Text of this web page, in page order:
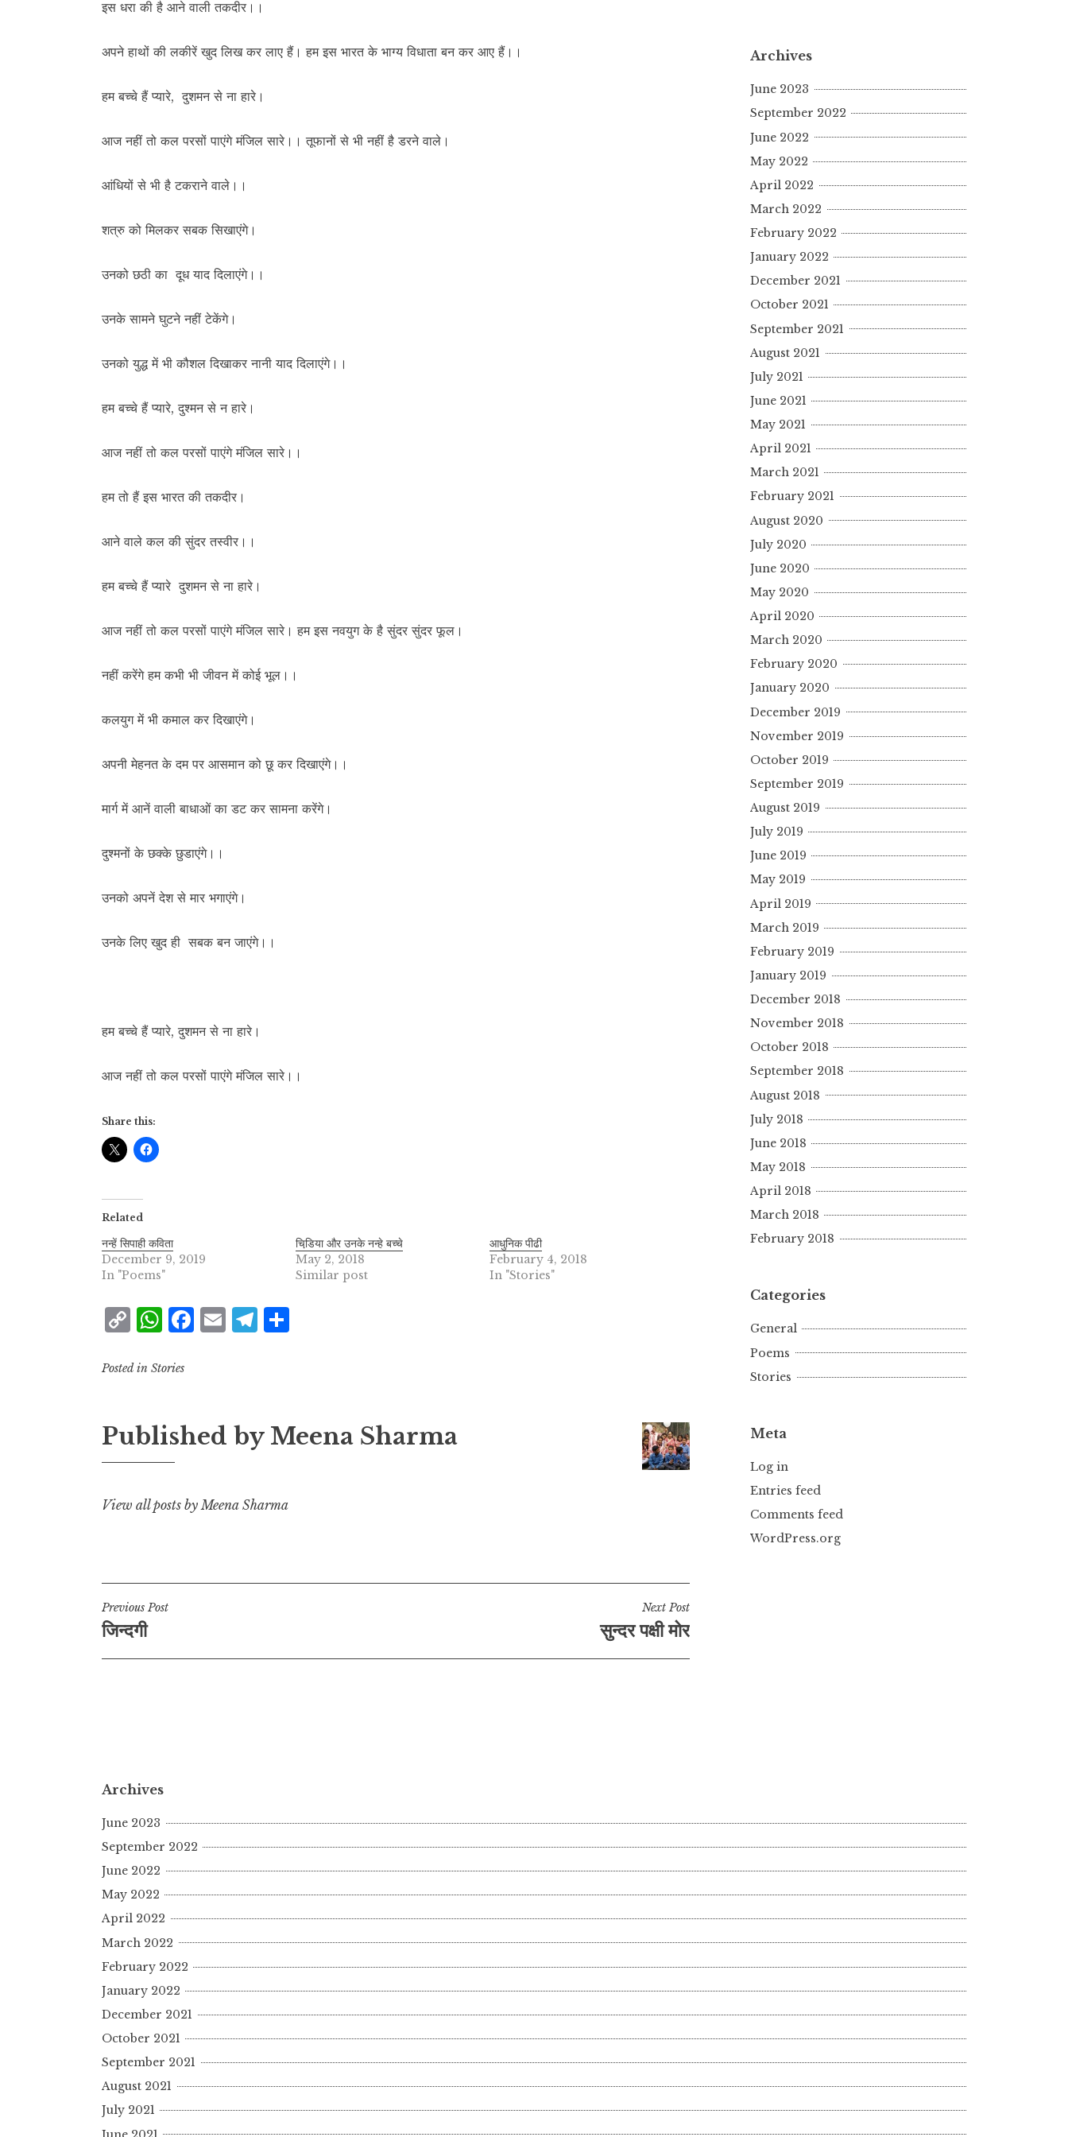
इस धरा की है आने वाली तकदीर।।
अपने हाथों की लकीरें खुद लिख कर लाए हैं। हम इस भारत के भाग्य विधाता बन कर आए हैं।।
हम बच्चे हैं प्यारे, दुशमन से ना हारे।
आज नहीं तो कल परसों पाएंगे मंजिल सारे।। तूफानों से भी नहीं है डरने वाले।
आंधियों से भी है टकराने वाले।।
शत्रु को मिलकर सबक सिखाएंगे।
उनको छठी का दूध याद दिलाएंगे।।
उनके सामने घुटने नहीं टेकेंगे।
उनको युद्ध में भी कौशल दिखाकर नानी याद दिलाएंगे।।
हम बच्चे हैं प्यारे, दुश्मन से न हारे।
आज नहीं तो कल परसों पाएंगे मंजिल सारे।।
हम तो हैं इस भारत की तकदीर।
आने वाले कल की सुंदर तस्वीर।।
हम बच्चे हैं प्यारे दुशमन से ना हारे।
आज नहीं तो कल परसों पाएंगे मंजिल सारे। हम इस नवयुग के है सुंदर सुंदर फूल।
नहीं करेंगे हम कभी भी जीवन में कोई भूल।।
कलयुग में भी कमाल कर दिखाएंगे।
अपनी मेहनत के दम पर आसमान को छू कर दिखाएंगे।।
मार्ग में आनें वाली बाधाओं का डट कर सामना करेंगे।
दुश्मनों के छक्के छुडाएंगे।।
उनको अपनें देश से मार भगाएंगे।
उनके लिए खुद ही सबक बन जाएंगे।।
हम बच्चे हैं प्यारे, दुशमन से ना हारे।
आज नहीं तो कल परसों पाएंगे मंजिल सारे।।
Share this:
Related
नन्हें सिपाही कविता
December 9, 2019
In "Poems"
चिडि़या और उनके नन्हे बच्चे
May 2, 2018
Similar post
आधुनिक पीढी
February 4, 2018
In "Stories"
C
p
L
i
n
k
W
at
A
p
p
F
o
k
E
T
a
e
Posted in Stories
Published by Meena Sharma
View all posts by Meena Sharma
Post
navigation
Previous Post
जिन्दगी
Next Post
सुन्दर पक्षी मोर
Archives
June 2023
September 2022
June 2022
May 2022
April 2022
March 2022
February 2022
January 2022
December 2021
October 2021
September 2021
August 2021
July 2021
June 2021
May 2021
April 2021
March 2021
February 2021
August 2020
July 2020
June 2020
May 2020
April 2020
March 2020
February 2020
January 2020
December 2019
November 2019
October 2019
September 2019
August 2019
July 2019
June 2019
May 2019
April 2019
March 2019
February 2019
January 2019
December 2018
November 2018
October 2018
September 2018
August 2018
July 2018
June 2018
May 2018
April 2018
March 2018
February 2018
Categories
General
Poems
Stories
Meta
Log in
Entries feed
Comments feed
WordPress.org
Archives
June 2023
September 2022
June 2022
May 2022
April 2022
March 2022
February 2022
January 2022
December 2021
October 2021
September 2021
August 2021
July 2021